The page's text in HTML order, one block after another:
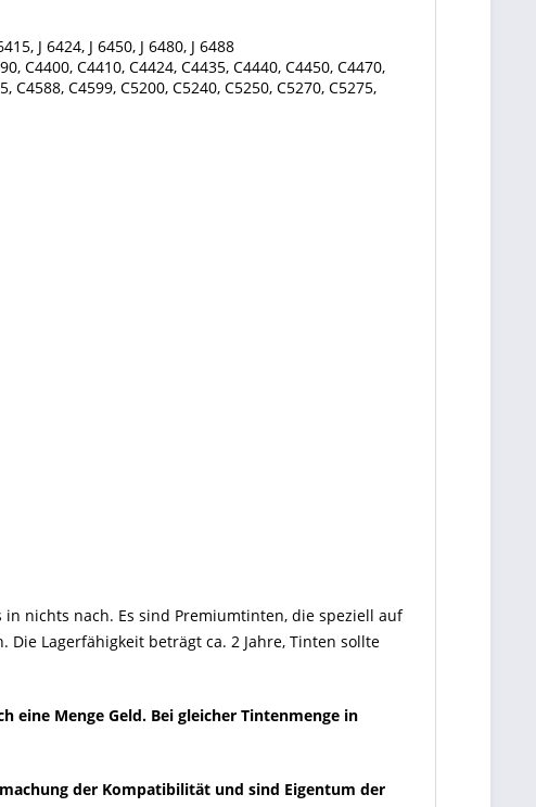
J 6424, J 6450, J 6480, J 6488
C4400, C4410, C4424, C4435, C4440, C4450, C4470,
C4588, C4599, C5200, C5240, C5250, C5270, C5275,
nichts nach. Es sind Premiumtinten, die speziell auf
Lagerfähigkeit beträgt ca. 2 Jahre, Tinten sollte
Menge Geld. Bei gleicher Tintenmenge in
der Kompatibilität und sind Eigentum der